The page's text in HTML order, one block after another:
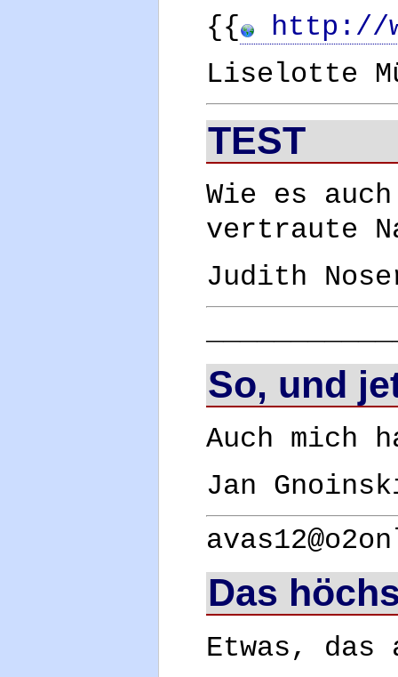
{{
http://
Liselotte
TEST
Wie es
vertraute
Judith
So, und
Auch mich
Jan
Das
Etwas,